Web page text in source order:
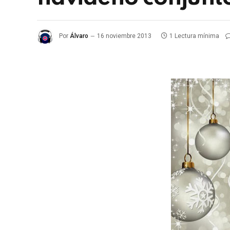
Por Álvaro 16 noviembre 2013 1 Lectura mínima